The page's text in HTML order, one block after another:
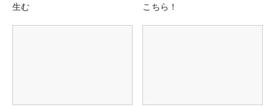
生む
こちら！